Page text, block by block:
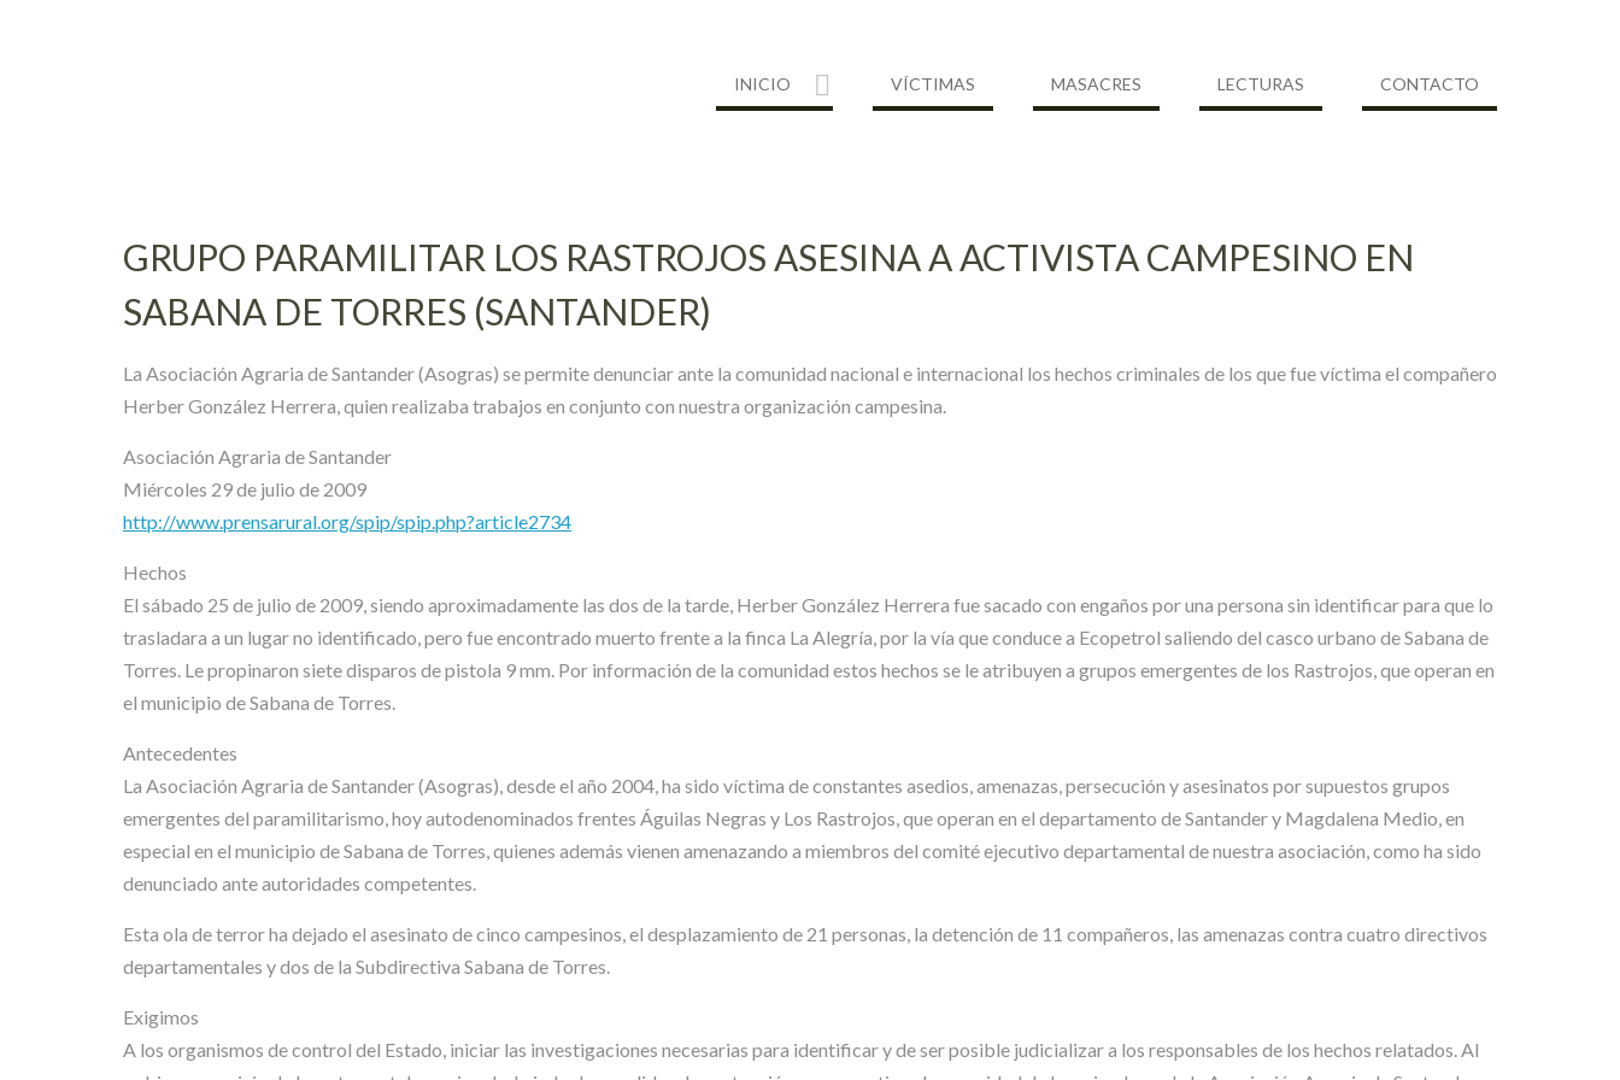
INICIO VÍCTIMAS MASACRES LECTURAS CONTACTO
GRUPO PARAMILITAR LOS RASTROJOS ASESINA A ACTIVISTA CAMPESINO EN
SABANA DE TORRES (SANTANDER)
La Asociación Agraria de Santander (Asogras) se permite denunciar ante la comunidad nacional e internacional los hechos criminales de los que fue víctima el compañero
Herber González Herrera, quien realizaba trabajos en conjunto con nuestra organización campesina.
Asociación Agraria de Santander
Miércoles 29 de julio de 2009
http://www.prensarural.org/spip/spip.php?article2734
Hechos
El sábado 25 de julio de 2009, siendo aproximadamente las dos de la tarde, Herber González Herrera fue sacado con engaños por una persona sin identificar para que lo
trasladara a un lugar no identificado, pero fue encontrado muerto frente a la finca La Alegría, por la vía que conduce a Ecopetrol saliendo del casco urbano de Sabana de
Torres. Le propinaron siete disparos de pistola 9 mm. Por información de la comunidad estos hechos se le atribuyen a grupos emergentes de los Rastrojos, que operan en
el municipio de Sabana de Torres.
Antecedentes
La Asociación Agraria de Santander (Asogras), desde el año 2004, ha sido víctima de constantes asedios, amenazas, persecución y asesinatos por supuestos grupos
emergentes del paramilitarismo, hoy autodenominados frentes Águilas Negras y Los Rastrojos, que operan en el departamento de Santander y Magdalena Medio, en
especial en el municipio de Sabana de Torres, quienes además vienen amenazando a miembros del comité ejecutivo departamental de nuestra asociación, como ha sido
denunciado ante autoridades competentes.
Esta ola de terror ha dejado el asesinato de cinco campesinos, el desplazamiento de 21 personas, la detención de 11 compañeros, las amenazas contra cuatro directivos
departamentales y dos de la Subdirectiva Sabana de Torres.
Exigimos
A los organismos de control del Estado, iniciar las investigaciones necesarias para identificar y de ser posible judicializar a los responsables de los hechos relatados. Al